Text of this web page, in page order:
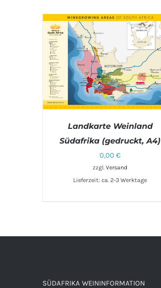
IN DEN WARENKORB
Landkarte Weinland
Südafrika (gedruckt, A4)
0,00€
zzgl.Versand
Lieferzeit: ca. 2-3 Werktage
SÜDAFRIKA WEININFORMATION